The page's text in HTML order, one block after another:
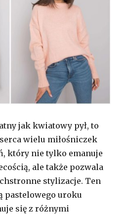
jak kwiatowy pył, to
wielu miłośniczek
który nie tylko emanuje
ale także pozwala
stylizacje. Ten
pastelowego uroku
się z różnymi